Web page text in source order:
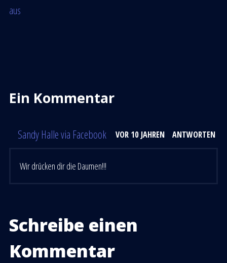
aus
Ein Kommentar
Sandy Halle via Facebook VOR 10 JAHREN ANTWORTEN
Wir drücken dir die Daumen!!!
Schreibe einen
Kommentar